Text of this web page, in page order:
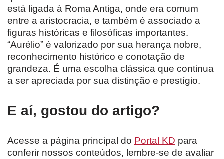
está ligada à Roma Antiga, onde era comum
entre a aristocracia, e também é associado a
figuras históricas e filosóficas importantes.
“Aurélio” é valorizado por sua herança nobre,
reconhecimento histórico e conotação de
grandeza. É uma escolha clássica que continua
a ser apreciada por sua distinção e prestígio.
E aí, gostou do artigo?
Acesse a página principal do Portal KD para
conferir nossos conteúdos, lembre-se de avaliar